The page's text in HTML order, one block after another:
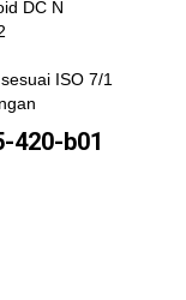
DC N
ISO 7/1
420-b01